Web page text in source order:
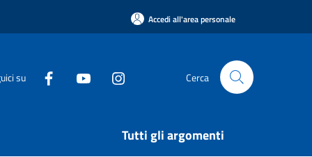
Accedi all'area personale
su Cerca
Tutti gli argomenti